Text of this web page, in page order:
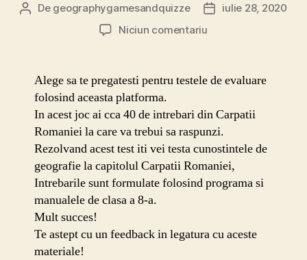
Autor
De geographygamesandquizze
Datăiulie 28, 2020
Niciun comentariula
geografie
Alege sa te pregatesti pentru testele de evaluare
folosind aceasta platforma.
In acest joc ai cca 40 de intrebari din Carpatii
Romaniei la care va trebui sa raspunzi.
Rezolvand acest test iti vei testa cunostintele de
geografie la capitolul Carpatii Romaniei,
Intrebarile sunt formulate folosind programa si
manualele de clasa a 8-a.
Mult succes!
Te astept cu un feedback in legatura cu aceste
materiale!